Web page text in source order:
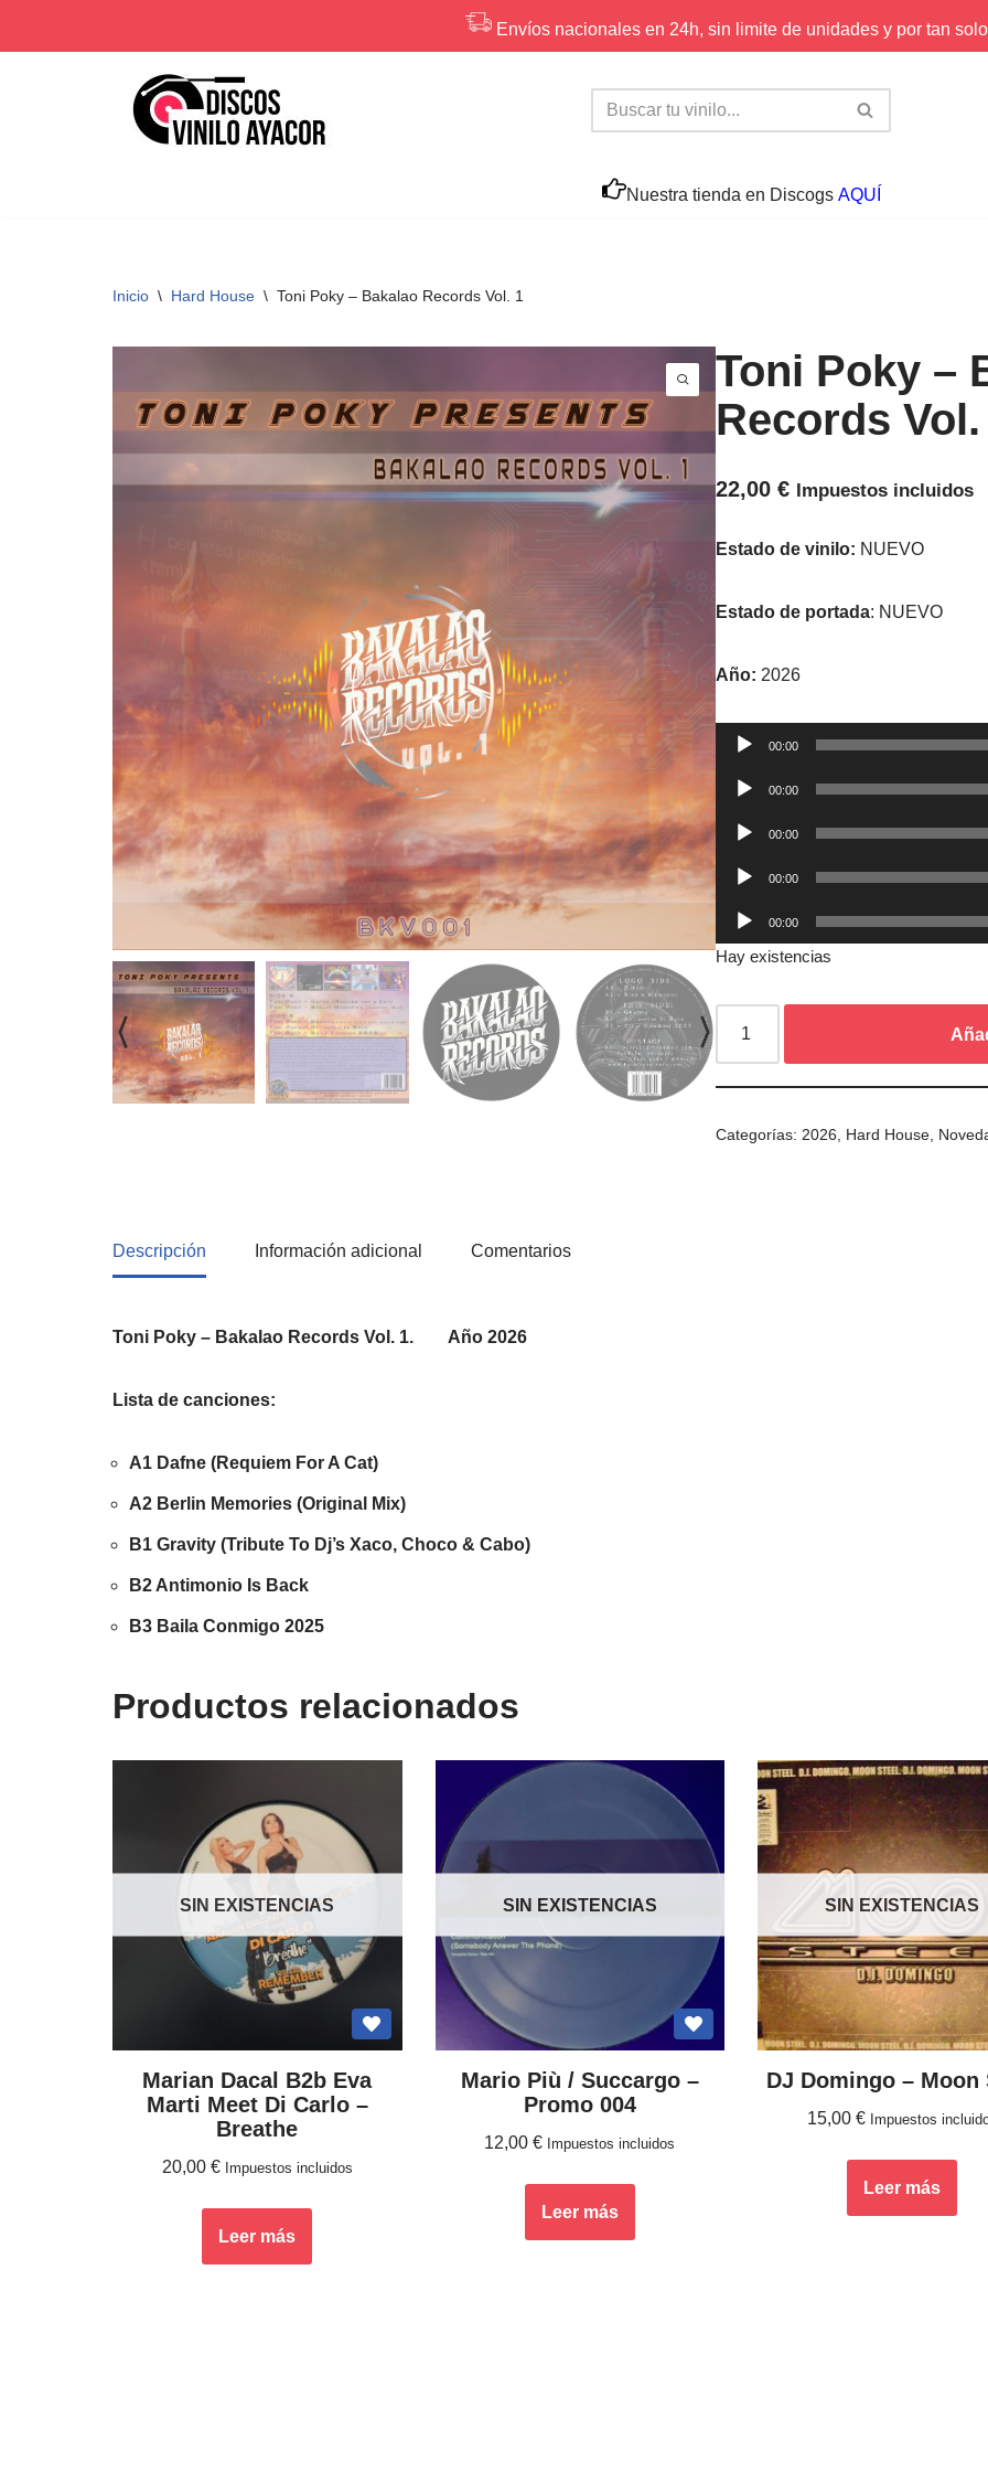
Envíos nacionales en 24h, sin limite de unidades y por tan
Nuestra tienda en Discogs AQUÍ
Inicio \ Hard House \ Toni Poky – Bakalao Records Vol. 1
Toni Poky –
Records
22,00€ Impuestos incluidos
Estado de vinilo: NUEVO
Estado de portada: NUEVO
Año: 2026
Reproductor
audio
00:00
Reproductor
de
audio
00:00
Reproductor
de
audio
00:00
Reproductor
de
audio
00:00
Reproductor
de
00:00
Hay existencias
Categorías: 2026 Hard House
Descripción Información adicional Comentarios
Toni Poky – Bakalao Records Vol. 1. Año 2026
Lista de canciones:
A1 Dafne (Requiem For A Cat)
A2 Berlin Memories (Original Mix)
B1 Gravity (Tribute To Dj’s Xaco, Choco & Cabo)
B2 Antimonio Is Back
B3 Baila Conmigo 2025
Productos relacionados
SIN EXISTENCIAS
Marian Dacal B2b Eva
Marti Meet Di Carlo –
Breathe
20,00 € Impuestos incluidos
Leer más
SIN EXISTENCIAS
Mario Più / Succargo –
Promo 004
12,00€ Impuestos incluidos
Leer más
SIN EXISTENCIAS
DJ Domingo ‎– Moon
15,00 € Impuestos
Leer más